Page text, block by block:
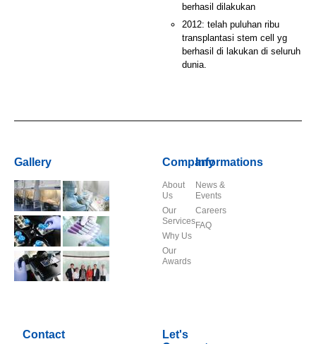
berhasil dilakukan
2012: telah puluhan ribu
transplantasi stem cell yg
berhasil di lakukan di seluruh
dunia.
Gallery Company
About
Us
Our
Services
Why Us
Our
Awards
Informations
News &
Events
Careers
FAQ
Contact
Let's